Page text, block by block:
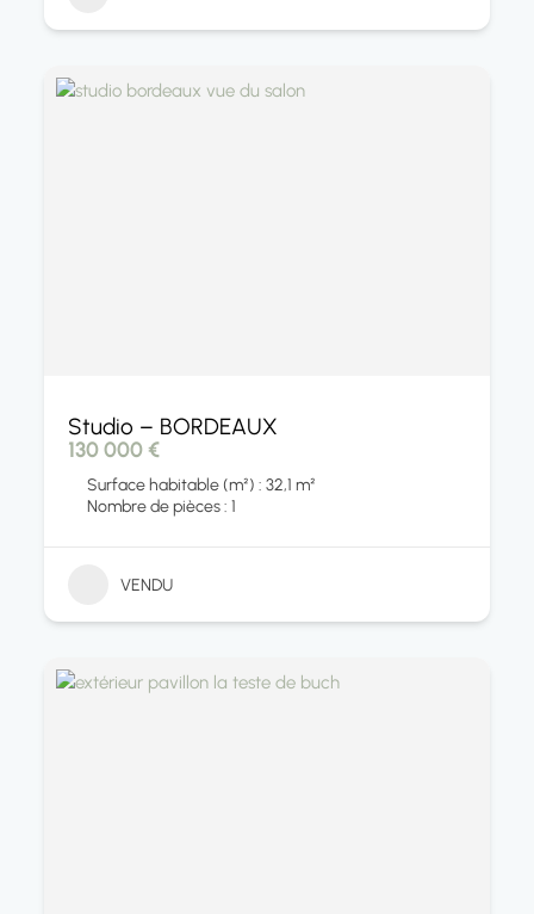
Studio – BORDEAUX
130 000 €
Surface habitable (m²) : 32,1 m²
Nombre de pièces : 1
VENDU